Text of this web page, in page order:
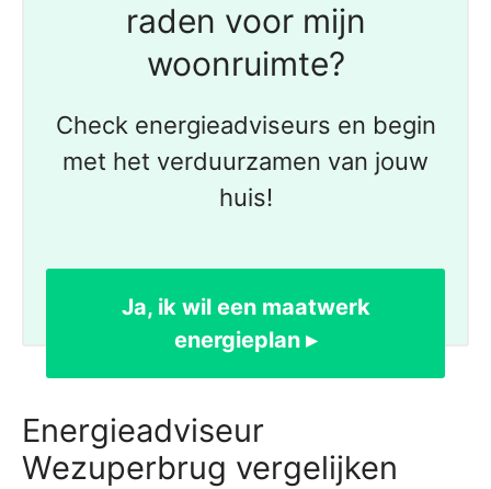
raden voor mijn
woonruimte?
Check energieadviseurs en begin
met het verduurzamen van jouw
huis!
Ja, ik wil een maatwerk
energieplan ▸
Energieadviseur
Wezuperbrug vergelijken